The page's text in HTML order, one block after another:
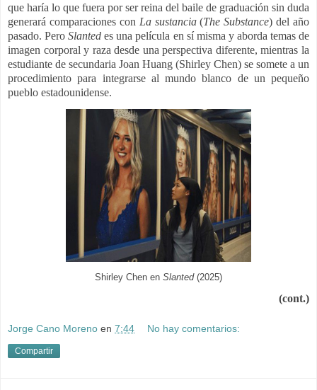
que haría lo que fuera por ser reina del baile de graduación sin duda
generará comparaciones con La sustancia(The Substance) del año
pasado. PeroSlantedes una película en sí misma y aborda temas de
imagen corporal y raza desde una perspectiva diferente, mientras la
estudiante de secundaria Joan Huang (Shirley Chen) se somete a un
procedimiento para integrarse al mundo blanco de un pequeño
pueblo estadounidense.
Shirley Chen en Slanted (2025)
(cont.)
Jorge Cano Moreno en 7:44 No hay comentarios:
Compartir